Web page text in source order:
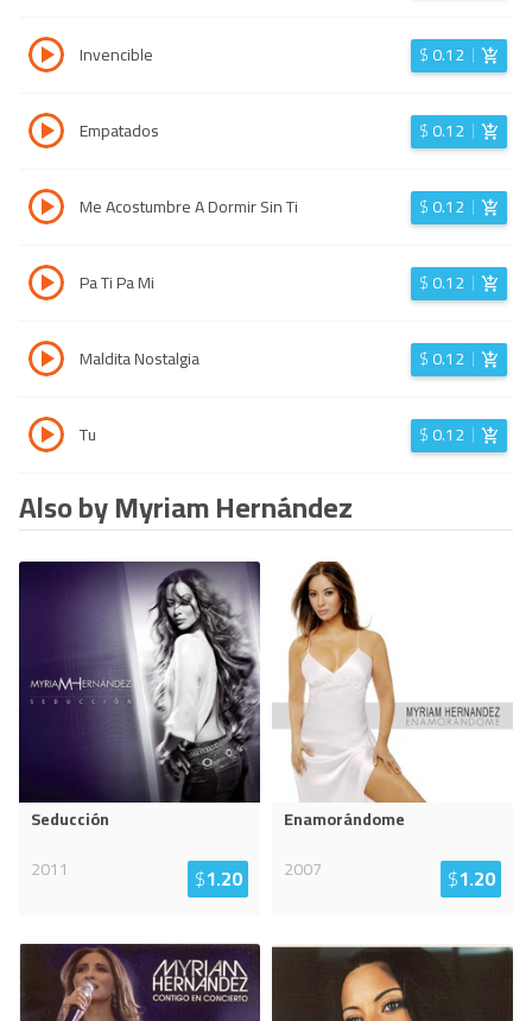
Invencible $0.12
Empatados $0.12
Me Acostumbre A Dormir Sin Ti $0.12
Pa Ti Pa Mi $0.12
Maldita Nostalgia $0.12
Tu $0.12
Also by Myriam Hernández
Seducción
2011
$1.20
Enamorándome
2007
$1.20